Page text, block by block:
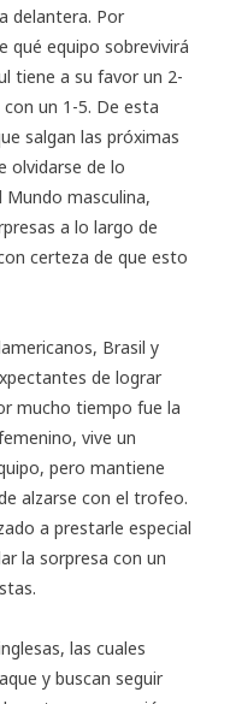
delantera. Por
qué equipo sobrevivirá
tiene a su favor un 2-
con un 1-5. De esta
salgan las próximas
olvidarse de lo
Mundo masculina,
a lo largo de
certeza de que esto
Brasil y
de lograr
mucho tiempo fue la
vive un
pero mantiene
alzarse con el trofeo.
a prestarle especial
la sorpresa con un
las cuales
y buscan seguir